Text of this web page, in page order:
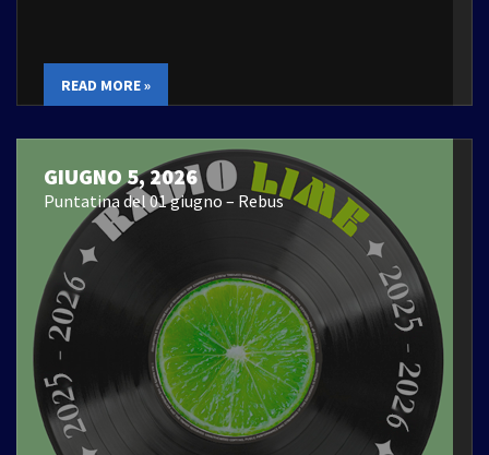
READ MORE »
GIUGNO 5, 2026
Puntatina del 01 giugno – Rebus